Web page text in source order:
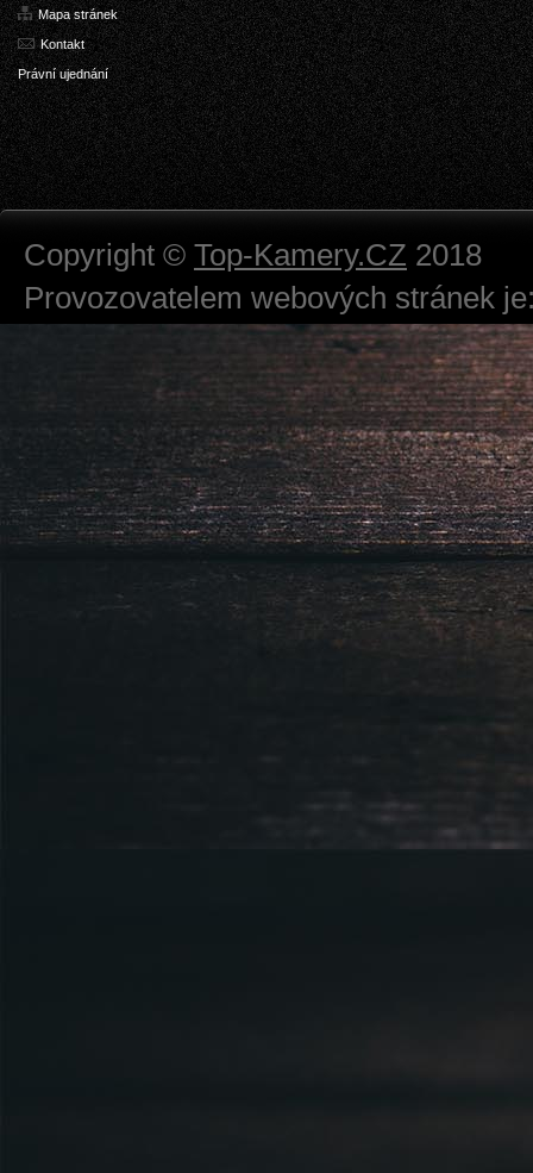
Mapa stránek
Kontakt
Právní ujednání
Copyright © Top-Kamery.CZ 2018
Provozovatelem webových stránek
Právnická osoba podnikající dle
Městský soud v Praze spisová
Sídlem: Zbraslavská 55/5a, Praha 5